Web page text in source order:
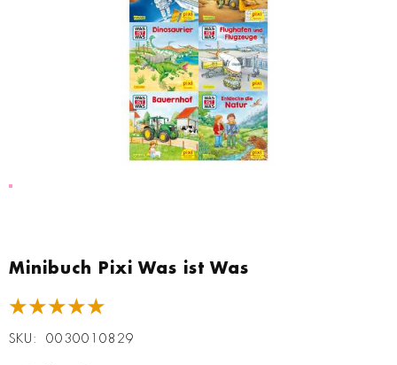
Minibuch Pixi Was ist Was
★★★★★
SKU 0030010829
Anfang
Bildgalerie